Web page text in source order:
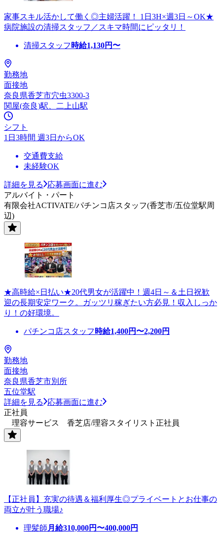
家事スキル活かして働く◎主婦活躍！ 1日3H×週3日～OK★
病院施設の清掃スタッフ／スキマ時間にピッタリ！
清掃スタッフ 時給1,130円〜
勤務地
面接地
奈良県香芝市穴虫3300-3
関屋(奈良)駅、二上山駅
シフト
1日3時間 週3日からOK
交通費支給
未経験OK
詳細を見る
応募画面に進む
アルバイト・パート
有限会社ACTIVATE/パチンコ店スタッフ(香芝市/五位堂駅周
辺)
★高時給×日払い★20代男女が活躍中！週4日～＆土日祝歓
迎の長期安定ワーク。ガッツリ稼ぎたい方必見！収入しっか
り！の好環境。
パチンコ店スタッフ 時給1,400円〜2,200円
勤務地
面接地
奈良県香芝市別所
五位堂駅
詳細を見る
応募画面に進む
正社員
理容サービス 香芝店/理容スタイリスト正社員
【正社員】充実の待遇＆福利厚生◎プライベートとお仕事の
両立が叶う職場♪
理髪師 月給310,000円〜400,000円